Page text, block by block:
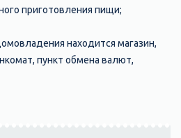
приготовления пищи;
находится магазин,
пункт обмена валют,